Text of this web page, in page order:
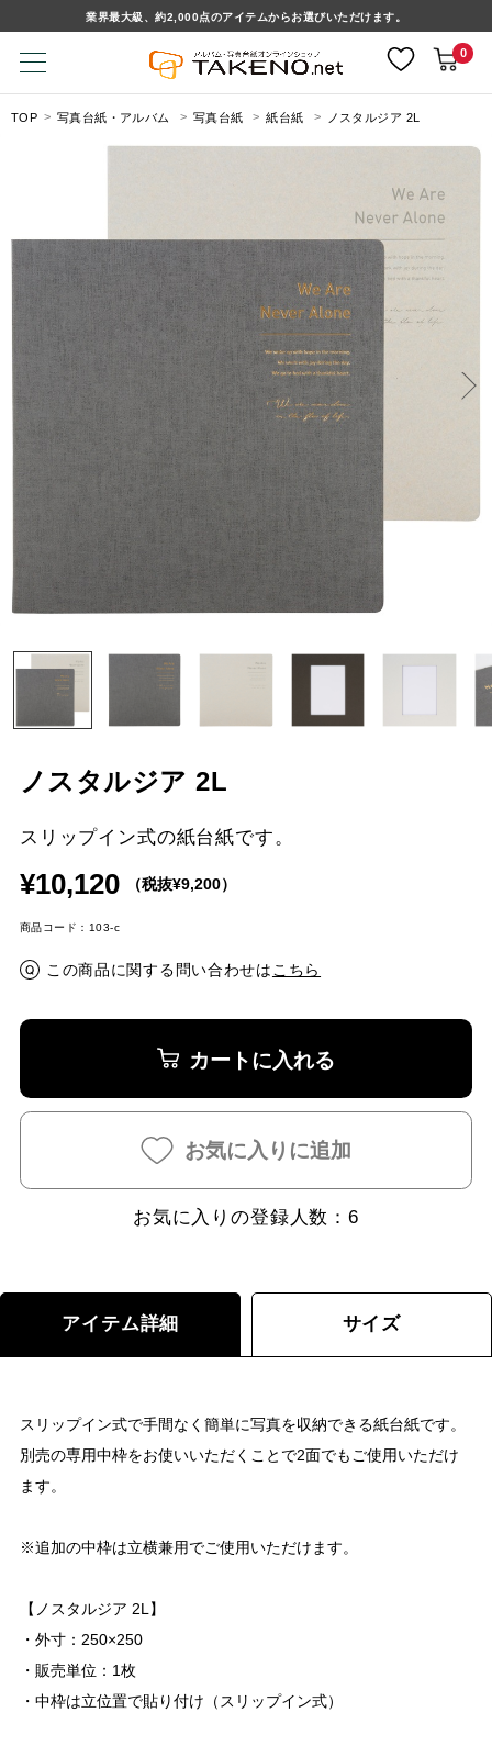
業界最大級、約2,000点のアイテムからお選びいただけます。
0
TOP 写真台紙・アルバム 写真台紙 紙台紙 ノスタルジア 2L
ノスタルジア 2L
スリップイン式の紙台紙です。
¥10,120 （税抜¥9,200）
商品コード：103-c
この商品に関する問い合わせはこちら
カートに入れる
お気に入りに追加
お気に入りの登録人数：6
アイテム詳細 サイズ
スリップイン式で手間なく簡単に写真を収納できる紙台紙です。
別売の専用中枠をお使いいただくことで2面でもご使用いただけ
ます。
※追加の中枠は立横兼用でご使用いただけます。
【ノスタルジア 2L】
・外寸：250×250
・販売単位：1枚
・中枠は立位置で貼り付け（スリップイン式）